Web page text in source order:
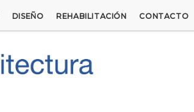
DISEÑO REHABILITACIÓN CONTACTO